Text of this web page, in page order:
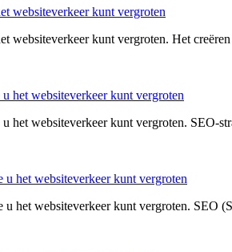
websiteverkeer kunt vergroten
websiteverkeer kunt vergroten. Het
het websiteverkeer kunt vergroten
het websiteverkeer kunt vergroten. SEO-
u het websiteverkeer kunt vergroten
u het websiteverkeer kunt vergroten. SEO